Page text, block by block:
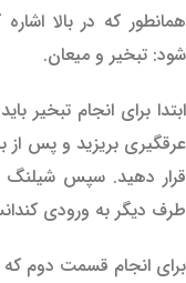
همانطور که در بالا
شود: تبخیر و میعان.
ابتدا برای انجام تبخیر
عرقگیری بریزید و پس
قرار دهید. سپس شیلنگ
طرف دیگر به ورودی
برای انجام قسمت دوم که